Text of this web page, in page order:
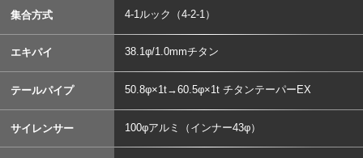
集合方式 4-1ルック（4-2-1）
エキパイ 38.1φ/1.0mmチタン
テールパイプ 50.8φ×1t→60.5φ×1t チタンテーパーEX
サイレンサー 100φアルミ（インナー43φ）